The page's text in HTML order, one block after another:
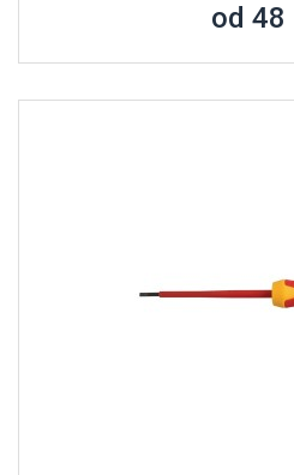
od 48